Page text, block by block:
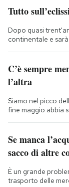
Tutto
Dopo quasi
continentale e
C’è sempre
l’altra
Siamo nel picco
fine maggio abbia
Se manca
sacco di altre
È un grande
trasporto delle